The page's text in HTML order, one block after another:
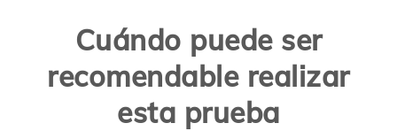
Cuándo puede ser
recomendable realizar
esta prueba